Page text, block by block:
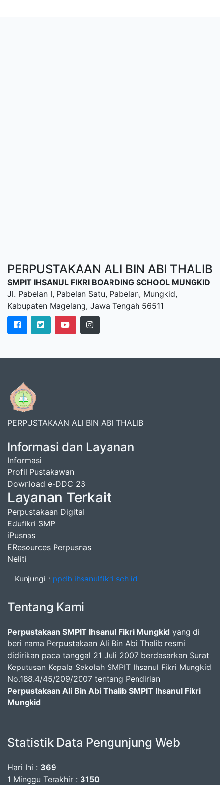
PERPUSTAKAAN ALI BIN ABI THALIB
SMPIT IHSANUL FIKRI BOARDING SCHOOL MUNGKID
Jl. Pabelan I, Pabelan Satu, Pabelan, Mungkid,
Kabupaten Magelang, Jawa Tengah 56511
PERPUSTAKAAN ALI BIN ABI THALIB
Informasi dan Layanan
Informasi
Profil Pustakawan
Download e-DDC 23
Layanan Terkait
Perpustakaan Digital
Edufikri SMP
iPusnas
EResources Perpusnas
Neliti
Kunjungi : ppdb.ihsanulfikri.sch.id
Tentang Kami
Perpustakaan SMPIT Ihsanul Fikri Mungkid yang di
beri nama Perpustakaan Ali Bin Abi Thalib resmi
didirikan pada tanggal 21 Juli 2007 berdasarkan Surat
Keputusan Kepala Sekolah SMPIT Ihsanul Fikri Mungkid
No.188.4/45/209/2007 tentang Pendirian
Perpustakaan Ali Bin Abi Thalib SMPIT Ihsanul Fikri
Mungkid
Statistik Data Pengunjung Web
Hari Ini : 369
1 Minggu Terakhir : 3150